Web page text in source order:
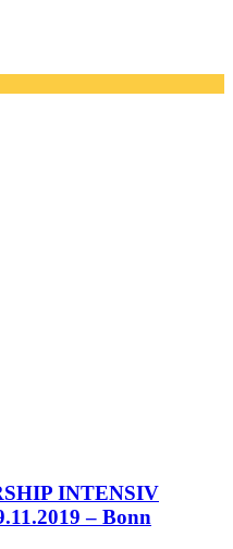
INTENSIV
– Bonn